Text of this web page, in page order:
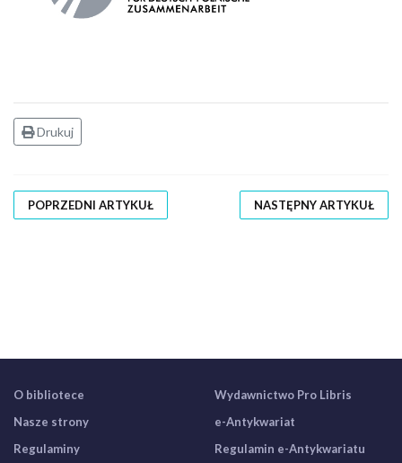
Drukuj
POPRZEDNI ARTYKUŁ NASTĘPNY ARTYKUŁ
O bibliotece
Nasze strony
Regulaminy
Wydawnictwo Pro Libris
e-Antykwariat
Regulamin e-Antykwariatu